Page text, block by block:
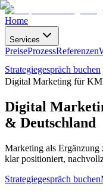
Home
Services
PreiseProzessReferenzen
Strategiegespräch buchen
Digital Marketing für
Digital
& Deutschland
Marketing als
klar positioniert,
Strategiegespräch buchen